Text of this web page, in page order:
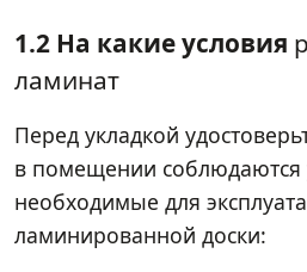
1.2 На какие условия
ламинат
Перед укладкой
в помещении соблюдаются
необходимые для
ламинированной доски: